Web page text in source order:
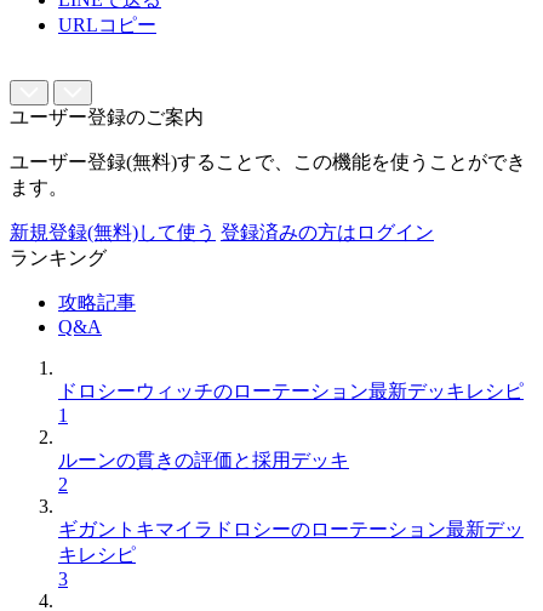
URLコピー
ユーザー登録のご案内
ユーザー登録(無料)することで、この機能を使うことができ
ます。
新規登録(無料)して使う 登録済みの方はログイン
ランキング
攻略記事
Q&A
ドロシーウィッチのローテーション最新デッキレシピ
1
ルーンの貫きの評価と採用デッキ
2
ギガントキマイラドロシーのローテーション最新デッ
キレシピ
3